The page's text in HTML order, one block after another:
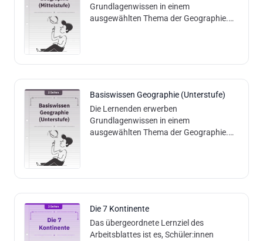
Grundlagenwissen in einem
ausgewählten Thema der Geographie.
Basiswissen Geographie (Unterstufe)
Die Lernenden erwerben
Grundlagenwissen in einem
ausgewählten Thema der Geographie.
Die 7 Kontinente
Das übergeordnete Lernziel des
Arbeitsblattes ist es, Schüler:innen